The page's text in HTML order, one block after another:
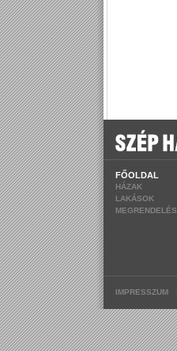
FŐOLDAL
HÁZAK
LAKÁSOK
MEGRENDELÉS
IMPRESSZUM